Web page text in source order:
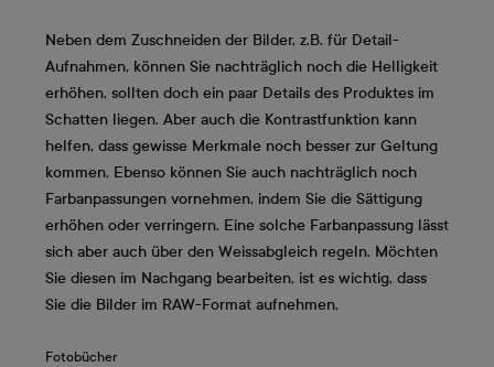
Neben dem Zuschneiden der Bilder, z.B. für Detail-
Aufnahmen, können Sie nachträglich noch die Helligkeit
erhöhen, sollten doch ein paar Details des Produktes im
Schatten liegen. Aber auch die Kontrastfunktion kann
helfen, dass gewisse Merkmale noch besser zur Geltung
kommen. Ebenso können Sie auch nachträglich noch
Farbanpassungen vornehmen, indem Sie die Sättigung
erhöhen oder verringern. Eine solche Farbanpassung lässt
sich aber auch über den Weissabgleich regeln. Möchten
Sie diesen im Nachgang bearbeiten, ist es wichtig, dass
Sie die Bilder im RAW-Format aufnehmen.
Fotobücher